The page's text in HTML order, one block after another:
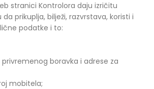
stranici Kontrolora daju izričitu
prikuplja, bilježi, razvrstava, koristi i
podatke i to:
boravka i adrese za
mobitela;